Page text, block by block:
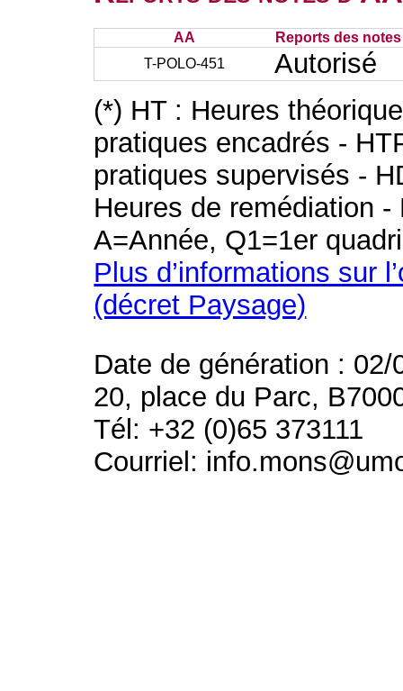
AA
Reports des
T-POLO-451
Autorisé
(*) HT : Heures
pratiques encadrés -
pratiques supervisés -
Heures de remédiation
A=Année, Q1=1er
Plus d’informations sur
(décret Paysage)
Date de génération : 02/
20, place du Parc,
Tél: +32 (0)65 373111
Courriel: